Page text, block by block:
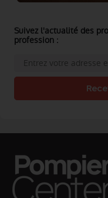
Suivez l'actualité des
profession :